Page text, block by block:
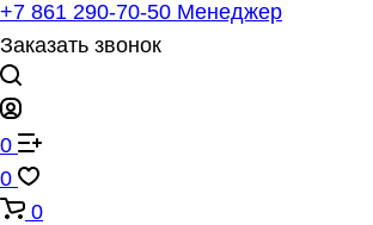
+7 861 290-70-50 Менеджер
Заказать звонок
0
0
0